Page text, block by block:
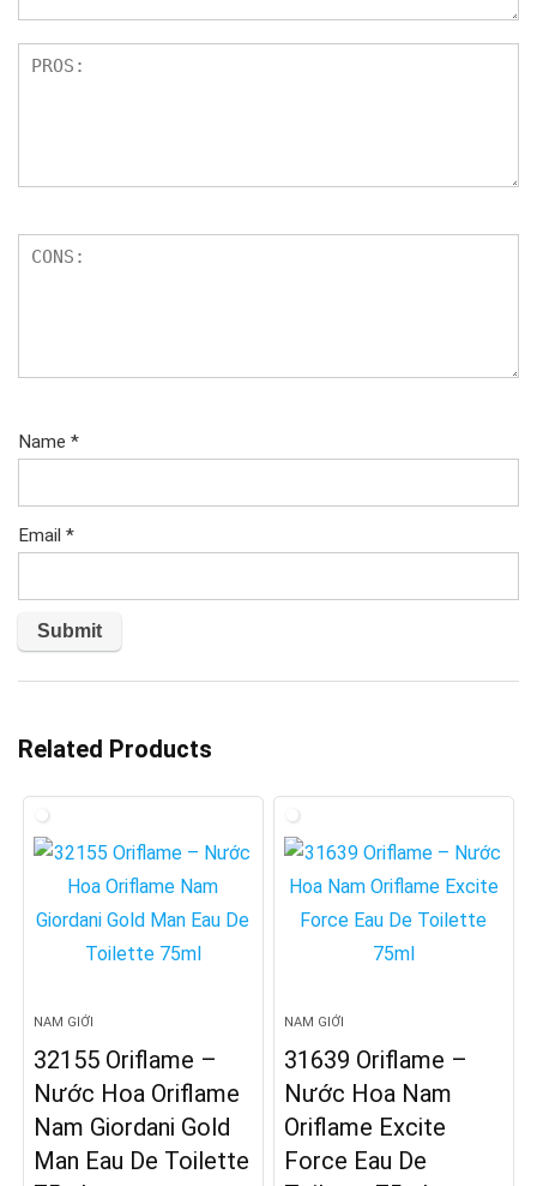
Name *
Email *
Related Products
NAM GIỚI
32155 Oriflame –
Nước Hoa Oriflame
Nam Giordani Gold
Man Eau De Toilette
NAM GIỚI
31639 Oriflame –
Nước Hoa Nam
Oriflame Excite
Force Eau De